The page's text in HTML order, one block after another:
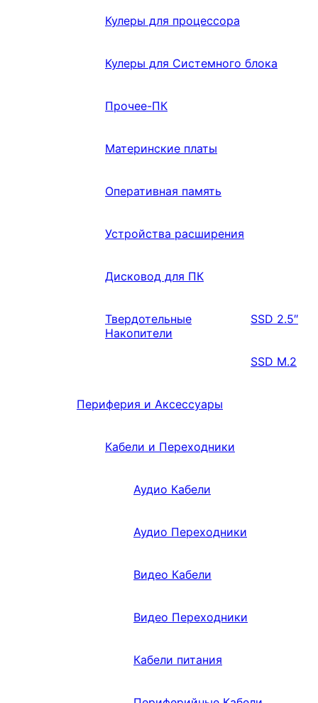
Кулеры для процессора
Кулеры для Системного блока
Прочее-ПК
Материнские платы
Оперативная память
Устройства расширения
Дисковод для ПК
Твердотельные
Накопители
SSD 2.5″
SSD M.2
Периферия и Аксессуары
Кабели и Переходники
Аудио Кабели
Аудио Переходники
Видео Кабели
Видео Переходники
Кабели питания